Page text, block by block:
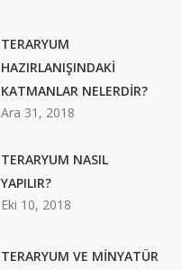
TERARYUM
HAZIRLANIŞINDAKİ
KATMANLAR NELERDİR?
Ara 31, 2018
TERARYUM NASIL
YAPILIR?
Eki 10, 2018
TERARYUM VE MİNYATÜR